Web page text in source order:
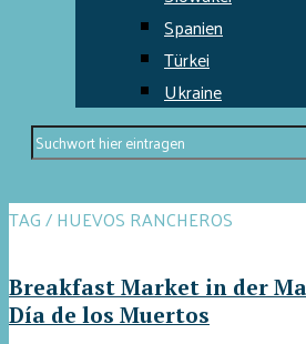
Spanien
Türkei
Ukraine
TAG / HUEVOS RANCHEROS
Breakfast Market in der
Día de los Muertos